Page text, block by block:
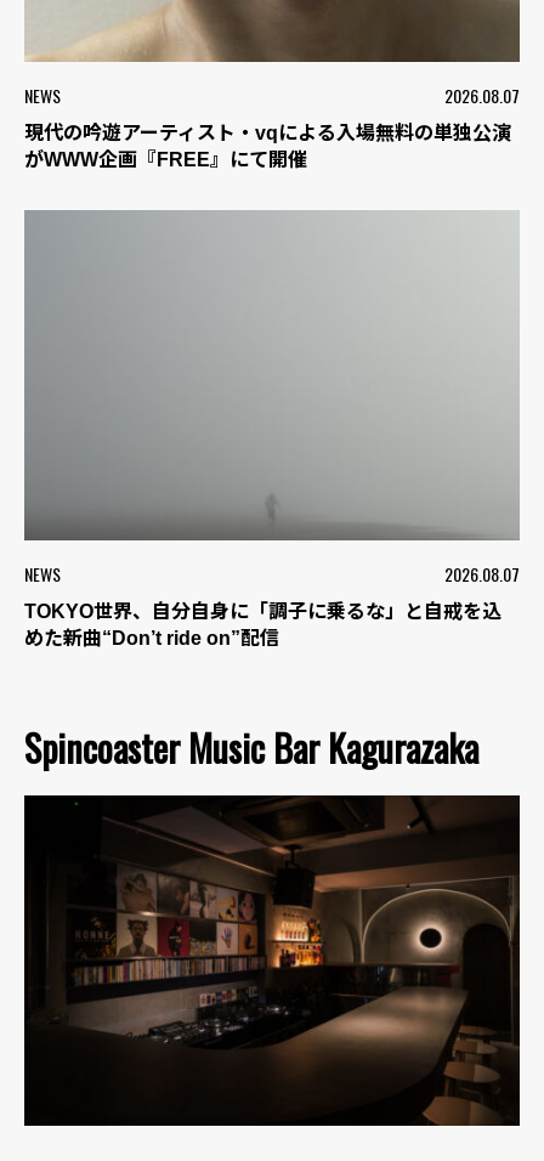
NEWS 2026.08.07
現代の吟遊アーティスト・vqによる入場無料の単独公演
がWWW企画『FREE』にて開催
NEWS 2026.08.07
TOKYO世界、自分自身に「調子に乗るな」と自戒を込
めた新曲“Don’t ride on”配信
Spincoaster Music Bar Kagurazaka